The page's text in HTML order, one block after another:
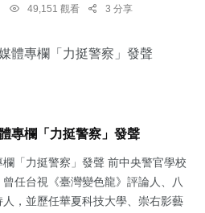
49,151 觀看 3 分享
專欄「力挺警察」發聲
「力挺警察」發聲 前中央警官學校
任台視《臺灣變色龍》評論人、八
，並歷任華夏科技大學、崇右影藝